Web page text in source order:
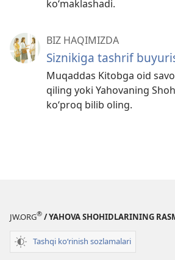
ko‘maklashadi.
BIZ HAQIMIZDA
Siznikiga tashrif
Muqaddas Kitobga oid
qiling yoki Yahovaning
ko‘proq bilib oling.
JW.ORG® / YAHOVA SHOHIDLARINING
Tashqi ko‘rinish sozlamalari